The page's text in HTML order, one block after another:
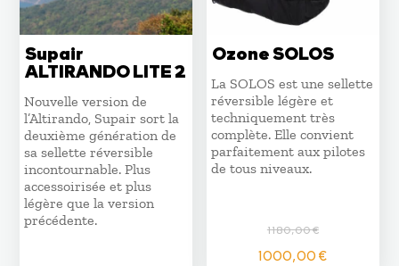
Supair
ALTIRANDO LITE 2
Nouvelle version de
l’Altirando, Supair sort la
deuxième génération de
sa sellette réversible
incontournable. Plus
accessoirisée et plus
légère que la version
précédente.
Ozone SOLOS
La SOLOS est une sellette
réversible légère et
techniquement très
complète. Elle convient
parfaitement aux pilotes
de tous niveaux.
1180,00€
Le
1000,00€Le